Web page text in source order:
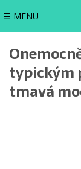
☰ MENU
typickým
tmavá